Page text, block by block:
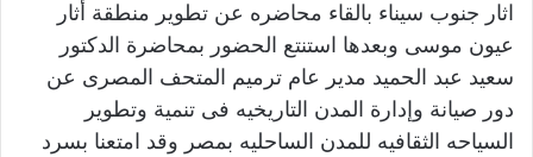
اثار جنوب سيناء بالقاء محاضره عن تطوير منطقة أثار
عيون موسى وبعدها استنتع الحضور بمحاضرة الدكتور
سعيد عبد الحميد مدير عام ترميم المتحف المصرى عن
دور صيانة وإدارة المدن التاريخيه فى تنمية وتطوير
السياحه الثقافيه للمدن الساحليه بمصر وقد امتعنا بسرد